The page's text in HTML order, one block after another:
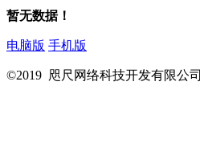
暂无数据！
电脑版 手机版
©2019 咫尺网络科技开发有限公司